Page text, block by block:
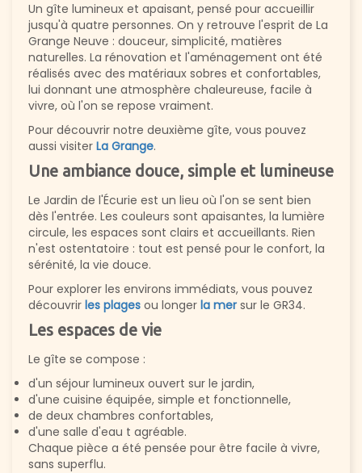
Un gîte lumineux et apaisant, pensé pour accueillir
jusqu'à quatre personnes. On y retrouve l'esprit de La
Grange Neuve : douceur, simplicité, matières
naturelles. La rénovation et l'aménagement ont été
réalisés avec des matériaux sobres et confortables,
lui donnant une atmosphère chaleureuse, facile à
vivre, où l'on se repose vraiment.
Pour découvrir notre deuxième gîte, vous pouvez
aussi visiter La Grange.
Une ambiance douce, simple et lumineuse
Le Jardin de l'Écurie est un lieu où l'on se sent bien
dès l'entrée. Les couleurs sont apaisantes, la lumière
circule, les espaces sont clairs et accueillants. Rien
n'est ostentatoire : tout est pensé pour le confort, la
sérénité, la vie douce.
Pour explorer les environs immédiats, vous pouvez
découvrir les plages ou longer la mer sur le GR34.
Les espaces de vie
Le gîte se compose :
d'un séjour lumineux ouvert sur le jardin,
d'une cuisine équipée, simple et fonctionnelle,
de deux chambres confortables,
d'une salle d'eau t agréable.
Chaque pièce a été pensée pour être facile à vivre,
sans superflu.